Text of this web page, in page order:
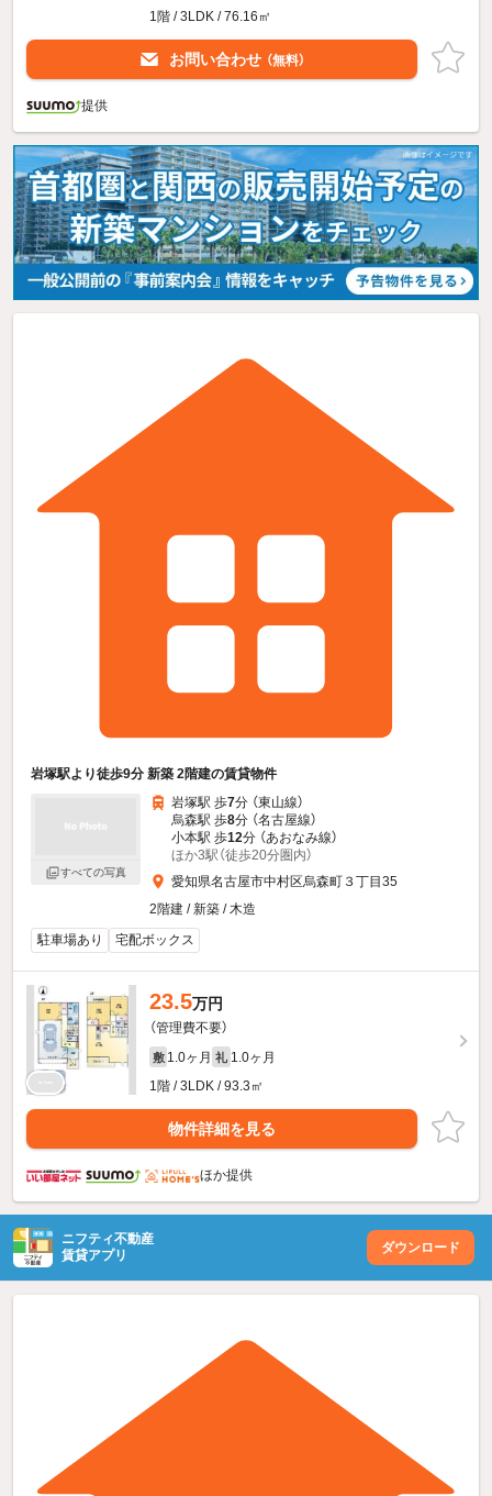
1階 / 3LDK / 76.16㎡
お問い合わせ （無料）
提供
岩塚駅より徒歩9分 新築 2階建の賃貸物件
すべての写真
岩塚駅 歩7分 （東山線）
烏森駅 歩8分 （名古屋線）
小本駅 歩12分 （あおなみ線）
ほか3駅（徒歩20分圏内）
愛知県名古屋市中村区烏森町３丁目35
2階建 / 新築 / 木造
駐車場あり
宅配ボックス
23.5万円
（管理費不要）
敷 1.0ヶ月 礼 1.0ヶ月
1階 / 3LDK / 93.3㎡
物件詳細を見る
ほか提供
ニフティ不動産
賃貸アプリ
ダウンロード